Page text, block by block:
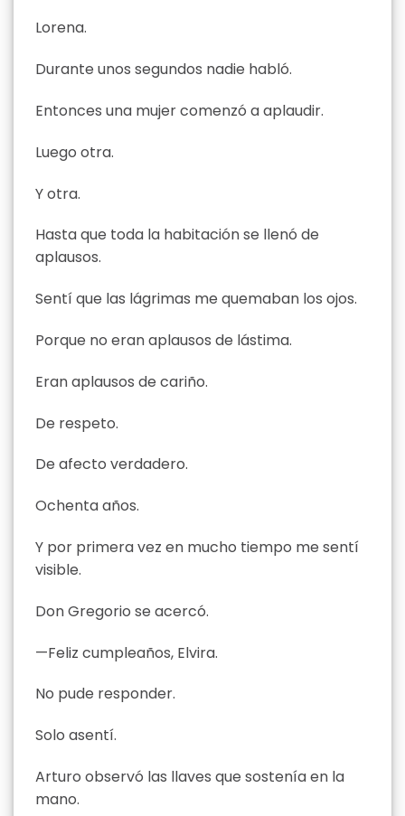
Lorena.
Durante unos segundos nadie habló.
Entonces una mujer comenzó a aplaudir.
Luego otra.
Y otra.
Hasta que toda la habitación se llenó de
aplausos.
Sentí que las lágrimas me quemaban los ojos.
Porque no eran aplausos de lástima.
Eran aplausos de cariño.
De respeto.
De afecto verdadero.
Ochenta años.
Y por primera vez en mucho tiempo me sentí
visible.
Don Gregorio se acercó.
—Feliz cumpleaños, Elvira.
No pude responder.
Solo asentí.
Arturo observó las llaves que sostenía en la
mano.